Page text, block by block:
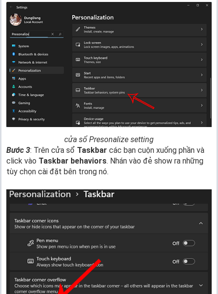
cửa sổ Presonalize setting
Bước 3: Trên cửa sổ Taskbar các bạn cuộn xuống phần và
click vào Taskbar behaviors. Nhán vào đẻ show ra những
tùy chọn cài đặt bên trong nó.